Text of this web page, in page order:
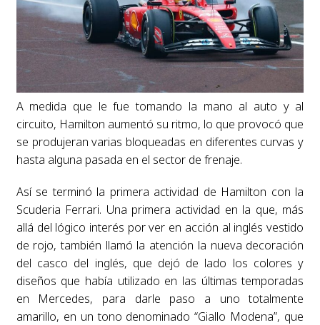
A medida que le fue tomando la mano al auto y al
circuito, Hamilton aumentó su ritmo, lo que provocó que
se produjeran varias bloqueadas en diferentes curvas y
hasta alguna pasada en el sector de frenaje.
Así se terminó la primera actividad de Hamilton con la
Scuderia Ferrari. Una primera actividad en la que, más
allá del lógico interés por ver en acción al inglés vestido
de rojo, también llamó la atención la nueva decoración
del casco del inglés, que dejó de lado los colores y
diseños que había utilizado en las últimas temporadas
en Mercedes, para darle paso a uno totalmente
amarillo, en un tono denominado “Giallo Modena”, que